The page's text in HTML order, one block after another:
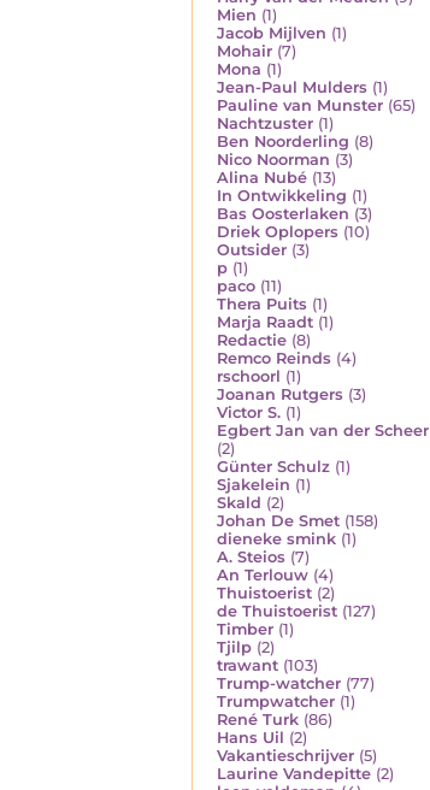
Mien (1)
Jacob Mijlven (1)
Mohair (7)
Mona (1)
Jean-Paul Mulders (1)
Pauline van Munster (65)
Nachtzuster (1)
Ben Noorderling (8)
Nico Noorman (3)
Alina Nubé (13)
In Ontwikkeling (1)
Bas Oosterlaken (3)
Driek Oplopers (10)
Outsider (3)
p (1)
paco (11)
Thera Puits (1)
Marja Raadt (1)
Redactie (8)
Remco Reinds (4)
rschoorl (1)
Joanan Rutgers (3)
Victor S. (1)
Egbert Jan van der Scheer
(2)
Günter Schulz (1)
Sjakelein (1)
Skald (2)
Johan De Smet (158)
dieneke smink (1)
A. Steios (7)
An Terlouw (4)
Thuistoerist (2)
de Thuistoerist (127)
Timber (1)
Tjilp (2)
trawant (103)
Trump-watcher (77)
Trumpwatcher (1)
René Turk (86)
Hans Uil (2)
Vakantieschrijver (5)
Laurine Vandepitte (2)